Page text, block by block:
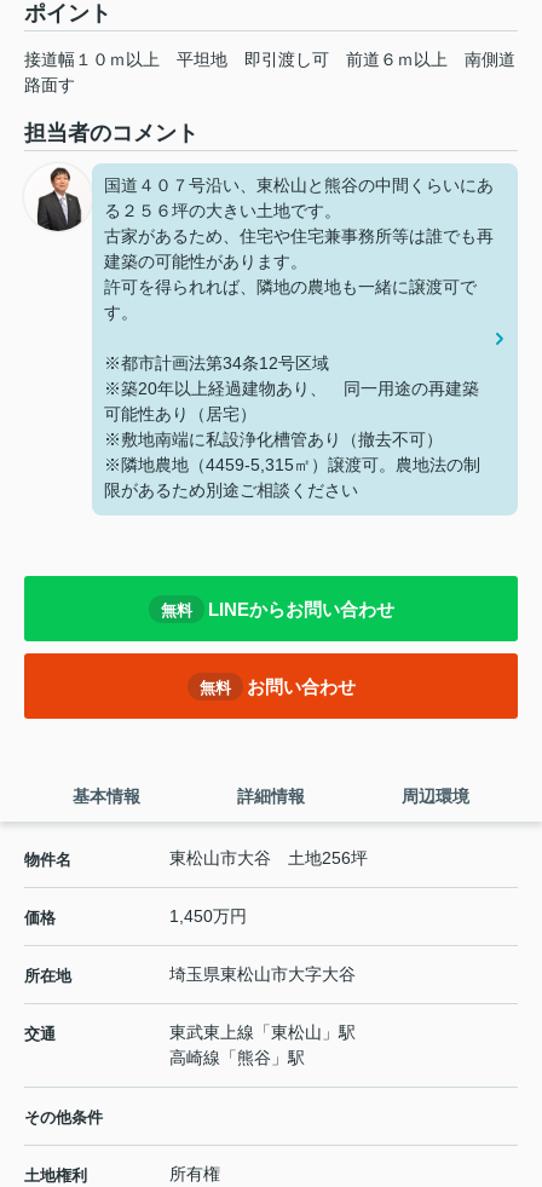
ポイント
接道幅１０ｍ以上 平坦地 即引渡し可 前道６ｍ以上
南側道
路面す
担当者のコメント
国道４０７号沿い、東松山と熊谷の中間くらいにあ
る２５６坪の大きい土地です。
古家があるため、住宅や住宅兼事務所等は誰でも再
建築の可能性があります。
許可を得られれば、隣地の農地も一緒に譲渡可で
す。
※都市計画法第34条12号区域
※築20年以上経過建物あり、 同一用途の再建築
可能性あり（居宅）
※敷地南端に私設浄化槽管あり（撤去不可）
※隣地農地（4459-5,315㎡）譲渡可。農地法の制
限があるため別途ご相談ください
無料 LINEからお問い合わせ
無料 お問い合わせ
基本情報 詳細情報 周辺環境
物件名 東松山市大谷 土地256坪
価格 1,450万円
所在地 埼玉県東松山市大字大谷
交通 東武東上線 「東松山 」駅
高崎線 「熊谷 」駅
その他条件
土地権利 所有権